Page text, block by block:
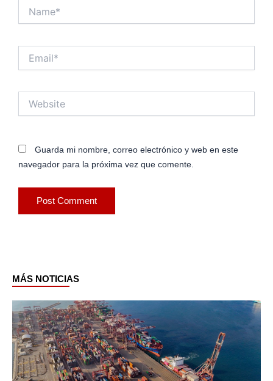
Guarda mi nombre, correo electrónico y web en este
navegador para la próxima vez que comente.
MÁS NOTICIAS
PagePage